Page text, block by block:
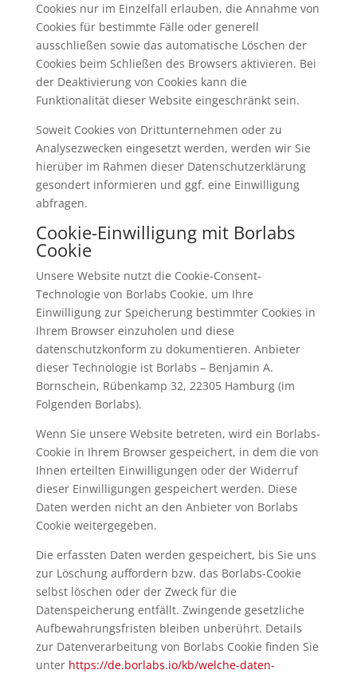
Cookies nur im Einzelfall erlauben, die Annahme von
Cookies für bestimmte Fälle oder generell
ausschließen sowie das automatische Löschen der
Cookies beim Schließen des Browsers aktivieren. Bei
der Deaktivierung von Cookies kann die
Funktionalität dieser Website eingeschränkt sein.
Soweit Cookies von Drittunternehmen oder zu
Analysezwecken eingesetzt werden, werden wir Sie
hierüber im Rahmen dieser Datenschutzerklärung
gesondert informieren und ggf. eine Einwilligung
abfragen.
Cookie-Einwilligung mit Borlabs
Cookie
Unsere Website nutzt die Cookie-Consent-
Technologie von Borlabs Cookie, um Ihre
Einwilligung zur Speicherung bestimmter Cookies in
Ihrem Browser einzuholen und diese
datenschutzkonform zu dokumentieren. Anbieter
dieser Technologie ist Borlabs – Benjamin A.
Bornschein, Rübenkamp 32, 22305 Hamburg (im
Folgenden Borlabs).
Wenn Sie unsere Website betreten, wird ein Borlabs-
Cookie in Ihrem Browser gespeichert, in dem die von
Ihnen erteilten Einwilligungen oder der Widerruf
dieser Einwilligungen gespeichert werden. Diese
Daten werden nicht an den Anbieter von Borlabs
Cookie weitergegeben.
Die erfassten Daten werden gespeichert, bis Sie uns
zur Löschung auffordern bzw. das Borlabs-Cookie
selbst löschen oder der Zweck für die
Datenspeicherung entfällt. Zwingende gesetzliche
Aufbewahrungsfristen bleiben unberührt. Details
zur Datenverarbeitung von Borlabs Cookie finden Sie
unter https://de.borlabs.io/kb/welche-daten-